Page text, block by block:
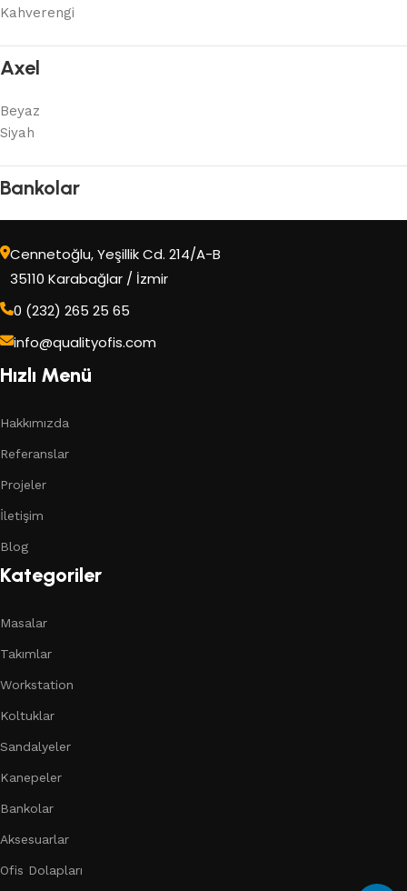
Kahverengi
Axel
Beyaz
Siyah
Bankolar
Cennetoğlu, Yeşillik Cd. 214/A-B
35110 Karabağlar / İzmir
0 (232) 265 25 65
info@qualityofis.com
Hızlı Menü
Hakkımızda
Referanslar
Projeler
İletişim
Blog
Kategoriler
Masalar
Takımlar
Workstation
Koltuklar
Sandalyeler
Kanepeler
Bankolar
Aksesuarlar
Ofis Dolapları